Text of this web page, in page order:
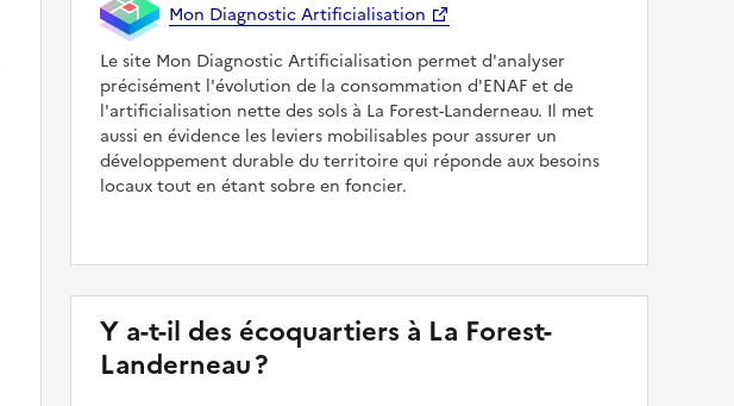
Mon Diagnostic Artificialisation
Le site Mon Diagnostic Artificialisation permet d'analyser
précisément l'évolution de la consommation d'ENAF et de
l'artificialisation nette des sols à La Forest-Landerneau. Il met
aussi en évidence les leviers mobilisables pour assurer un
développement durable du territoire qui réponde aux besoins
locaux tout en étant sobre en foncier.
Y a-t-il des écoquartiers à La Forest-
Landerneau ?